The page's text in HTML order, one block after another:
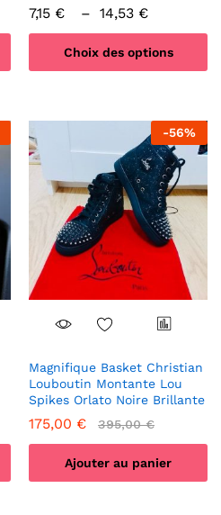
7,15 € – 14,53 €
7,15 €
à
Choix des options
a
plusieurs
variations.
Les
options
peuvent
choisies
sur
la
-56%
Magnifique Basket Christian
Louboutin Montante Lou
Spikes Orlato Noire Brillante
175,00 € 395,00€
Ajouter au panier